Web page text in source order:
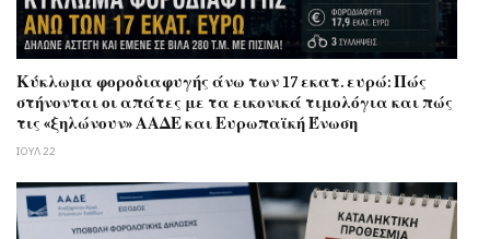
Κύκλωμα φοροδιαφυγής άνω των 17 εκατ. ευρώ: Πώς
στήνονται οι απάτες με τα εικονικά τιμολόγια και πώς
τις «ξηλώνουν» ΑΑΔΕ και Ευρωπαϊκή Ένωση
ΙΟΥΛ 22